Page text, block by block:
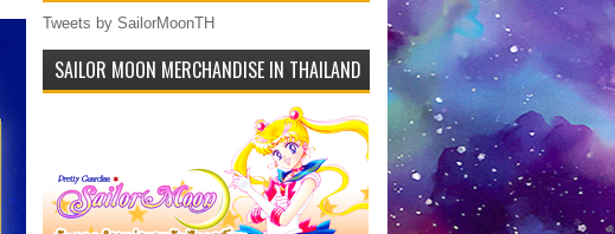
Tweets by SailorMoonTH
SAILOR MOON MERCHANDISE IN THAILAND